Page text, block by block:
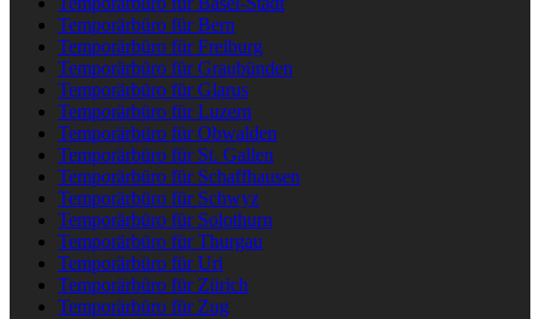
Temporärbüro für Bern
Temporärbüro für Freiburg
Temporärbüro für Graubünden
Temporärbüro für Glarus
Temporärbüro für Luzern
Temporärbüro für Obwalden
Temporärbüro für St. Gallen
Temporärbüro für Schaffhausen
Temporärbüro für Schwyz
Temporärbüro für Solothurn
Temporärbüro für Thurgau
Temporärbüro für Uri
Temporärbüro für Zürich
Temporärbüro für Zug